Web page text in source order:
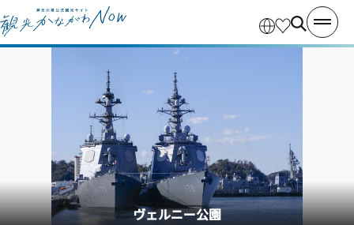
ヴェルニー公園